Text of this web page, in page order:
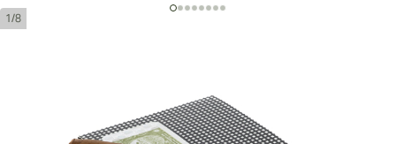
1/8
長度:126 mm / 4.9 英寸